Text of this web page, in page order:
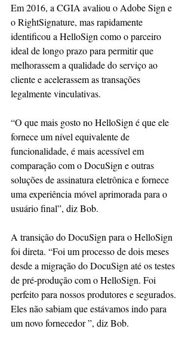
Em 2016, a CGIA avaliou o Adobe Sign e
o RightSignature, mas rapidamente
identificou a HelloSign como o parceiro
ideal de longo prazo para permitir que
melhorassem a qualidade do serviço ao
cliente e acelerassem as transações
legalmente vinculativas.
“O que mais gosto no HelloSign é que ele
fornece um nível equivalente de
funcionalidade, é mais acessível em
comparação com o DocuSign e outras
soluções de assinatura eletrônica e fornece
uma experiência móvel aprimorada para o
usuário final”, diz Bob.
A transição do DocuSign para o HelloSign
foi direta. “Foi um processo de dois meses
desde a migração do DocuSign até os testes
de pré-produção com o HelloSign. Foi
perfeito para nossos produtores e segurados.
Eles não sabiam que estávamos indo para
um novo fornecedor ”, diz Bob.